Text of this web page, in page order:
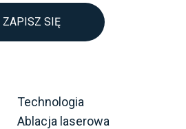
ZAPISZ SIĘ
Technologia
Ablacja laserowa